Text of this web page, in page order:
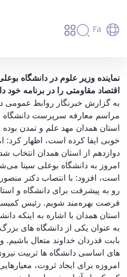
Fa
کشوری ثروتمند است
را در برنامه خود
نماینده وزیر علوم در دانشگاه
اقتصاد مقاومتی را در برنامه خود
به گزارش خبرنگار روابط عمومی
مراسم معارفه سرپرست دانشگاه
استان همدان مهد علم و تمدن
خوبی ایفا کرده است، اظهار
دوازدهم از استان همدان انتخاب
امروز به دانشگاه بوعلی سینا
است، افزود: با انتصاب دکتر
رو به پیشرفت برای دانشگاه و
فرصت بهره‌مند شویم. رئیس
استان همدان با اشاره به اینکه
به عنوان یکی از دانشگاه ‌های
بابت قدردان خداوند متعال باشیم.
های اساسی دانشگاه‌ ها تربیت
امروزه برای ایجاد ثروت،